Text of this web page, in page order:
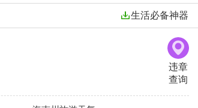
生活必备神器
违章
查询